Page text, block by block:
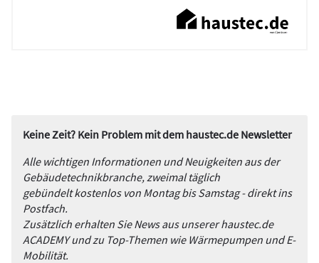
Keine Zeit? Kein Problem mit dem haustec.de Newsletter
Alle wichtigen Informationen und Neuigkeiten aus der
Gebäudetechnikbranche, zweimal täglich
gebündelt kostenlos von Montag bis Samstag - direkt ins
Postfach.
Zusätzlich erhalten Sie News aus unserer haustec.de
ACADEMY und zu Top-Themen wie Wärmepumpen und E-
Mobilität.